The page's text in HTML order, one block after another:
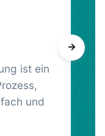
ist ein
und